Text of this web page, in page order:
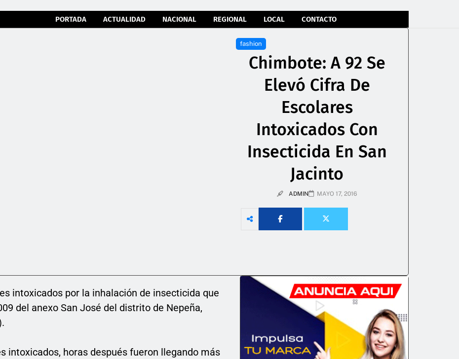
PORTADA ACTUALIDAD NACIONAL REGIONAL LOCAL CONTACTO
fashion
Chimbote: A 92 Se
Elevó Cifra De
Escolares
Intoxicados Con
Insecticida En San
Jacinto
ADMIN MAYO 17, 2016
intoxicados por la inhalación de insecticida que
del anexo San José del distrito de Nepeña,
intoxicados, horas después fueron llegando más